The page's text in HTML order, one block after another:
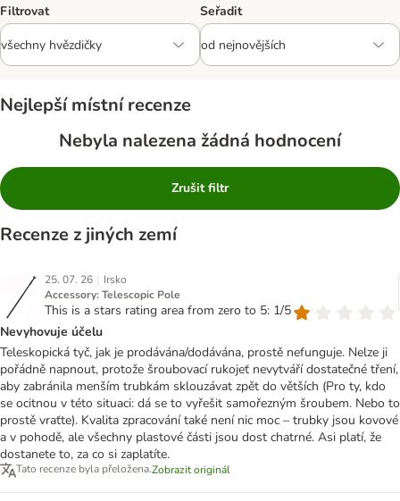
Filtrovat Seřadit
Nejlepší místní recenze
Nebyla nalezena žádná hodnocení
Zrušit filtr
Recenze z jiných zemí
25. 07. 26 | Irsko
Accessory: Telescopic Pole
This is a stars rating area from zero to 5: 1/5
Nevyhovuje účelu
Teleskopická tyč, jak je prodávána/dodávána, prostě nefunguje. Nelze ji
pořádně napnout, protože šroubovací rukojeť nevytváří dostatečné tření,
aby zabránila menším trubkám sklouzávat zpět do větších (Pro ty, kdo
se ocitnou v této situaci: dá se to vyřešit samořezným šroubem. Nebo to
prostě vraťte). Kvalita zpracování také není nic moc – trubky jsou kovové
a v pohodě, ale všechny plastové části jsou dost chatrné. Asi platí, že
dostanete to, za co si zaplatíte.
Tato recenze byla přeložena.Zobrazit originál